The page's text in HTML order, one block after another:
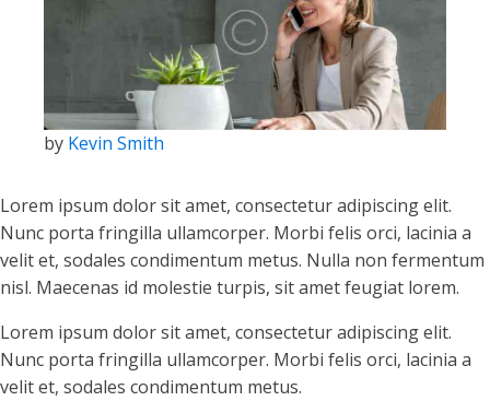
by Kevin Smith
Lorem ipsum dolor sit amet, consectetur adipiscing elit.
Nunc porta fringilla ullamcorper. Morbi felis orci, lacinia a
velit et, sodales condimentum metus. Nulla non fermentum
nisl. Maecenas id molestie turpis, sit amet feugiat lorem.
Lorem ipsum dolor sit amet, consectetur adipiscing elit.
Nunc porta fringilla ullamcorper. Morbi felis orci, lacinia a
velit et, sodales condimentum metus.